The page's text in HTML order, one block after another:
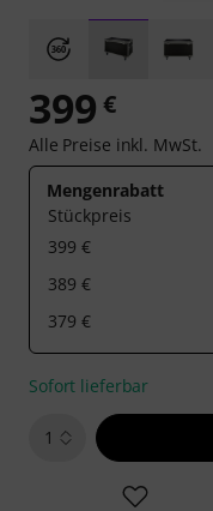
399 €
Alle Preise inkl. MwSt.
Mengenrabatt
Stückpreis
399 €
389 €
379 €
Sofort lieferbar
1